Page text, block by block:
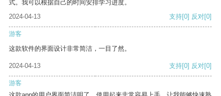
式。我可以根据自己的时间安排学习进度。
2024-04-13
支持[0] 反对[0]
游客
这款软件的界面设计非常简洁，一目了然。
2024-04-13 支持[0] 反对[0]
游客